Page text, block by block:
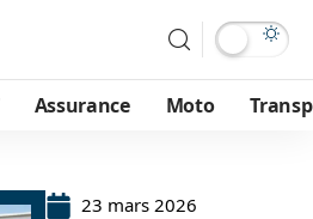
Assurance Moto
23 mars 2026